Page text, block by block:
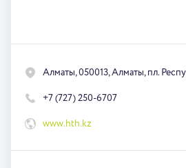
Алматы, 050013, Алматы, пл.
+7 (727) 250-6707
www.hth.kz